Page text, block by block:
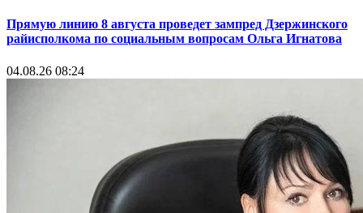
Прямую линию 8 августа проведет зампред Дзержинского
райисполкома по социальным вопросам Ольга Игнатова
04.08.26 08:24